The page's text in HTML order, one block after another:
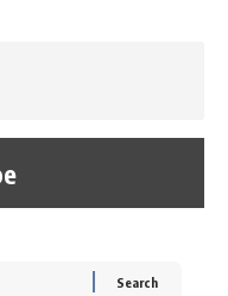
रोज एक कच्चे लहसुन